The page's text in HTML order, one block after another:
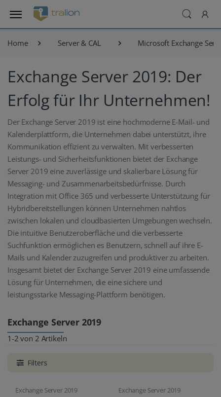
Home Server & CAL Microsoft Exchange
Exchange Server 2019: Der
Erfolg für Ihr Unternehmen!
Der Exchange Server 2019 ist eine hochmoderne E-Mail- und
Kalenderplattform, die Unternehmen dabei unterstützt, ihre
Kommunikation effizient zu verwalten. Mit verbesserten
Leistungs- und Sicherheitsfunktionen bietet der Exchange
Server 2019 eine zuverlässige und skalierbare Lösung für
Messaging- und Zusammenarbeitsbedürfnisse. Durch
Integration mit Office 365 und verbesserte Unterstützung für
Hybridbereitstellungen können Unternehmen nahtlos
zwischen lokalen und cloudbasierten Umgebungen wechseln.
Die intuitive Benutzeroberfläche und die verbesserte
Suchfunktion ermöglichen es Benutzern, schnell auf ihre E-
Mails und Kalender zuzugreifen und produktiver zu arbeiten.
Insgesamt bietet der Exchange Server 2019 eine umfassende
Lösung für Unternehmen, die eine sichere und
leistungsstarke Messaging-Plattform benötigen.
Exchange Server 2019
1-2 von 2 Artikeln
Filters
Exchange Server 2019
Exchange Server 2019